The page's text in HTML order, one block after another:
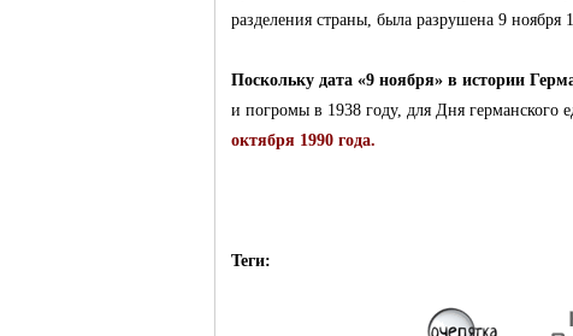
разделения страны, была разрушена 9 ноября
Поскольку дата «9 ноября» в истории
и погромы в 1938 году, для Дня германского
октября 1990 года.
Теги: